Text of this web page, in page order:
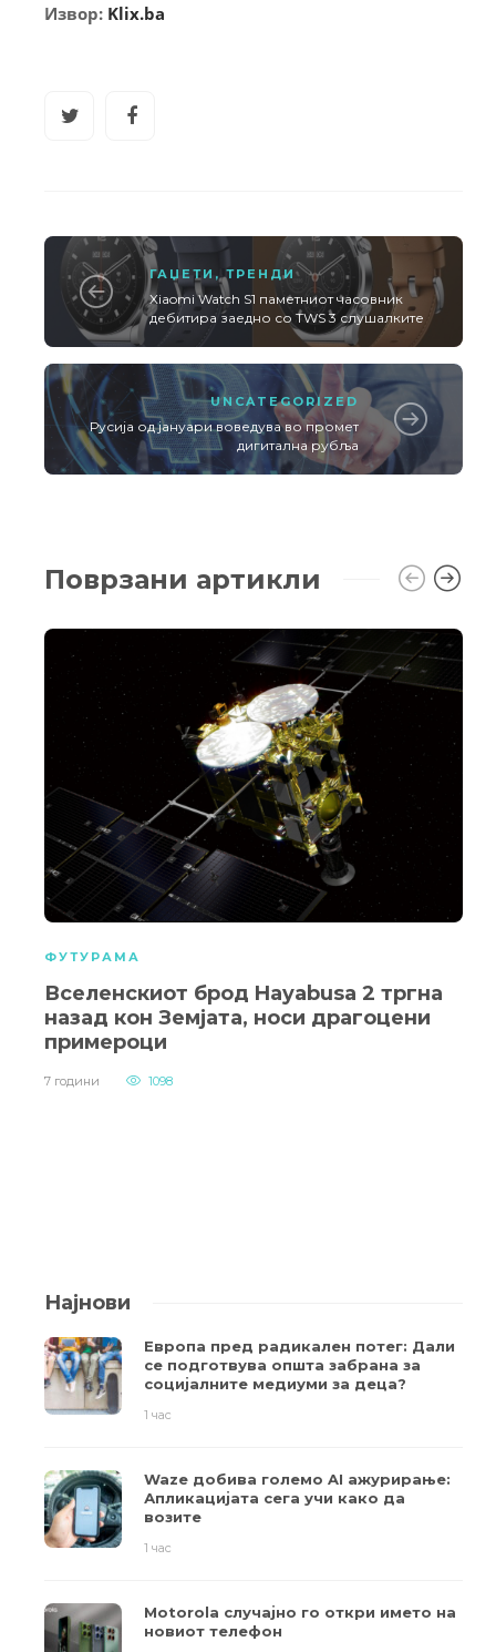
Извор: Klix.ba
ГАЏЕТИ ,ТРЕНДИ
Xiaomi Watch S1 паметниот часовник
дебитира заедно со TWS 3 слушалките
UNCATEGORIZED
Русија од јануари воведува во промет
дигитална рубља
Поврзани артикли
ФУТУРАМА
Вселенскиот брод Hayabusa 2 тргна
назад кон Земјата, носи драгоцени
примероци
7 години 1098
Најнови
Европа пред радикален потег: Дали
се подготвува општа забрана за
социјалните медиуми за деца?
1 час
Waze добива големо AI ажурирање:
Апликацијата сега учи како да
возите
1 час
Motorola случајно го откри името на
новиот телефон